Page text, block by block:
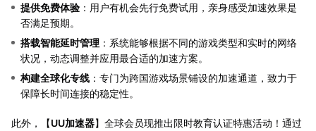
提供免费体验 ：用户有机会先行免费试用，亲身感受加速效果是
否满足预期。
搭载智能延时管理 ：系统能够根据不同的游戏类型和实时的网络
状况，动态调整并应用最合适的加速方案。
构建全球化专线 ：专门为跨国游戏场景铺设的加速通道，致力于
保障长时间连接的稳定性。
此外，【UU加速器】全球会员现推出限时教育认证特惠活动！通过